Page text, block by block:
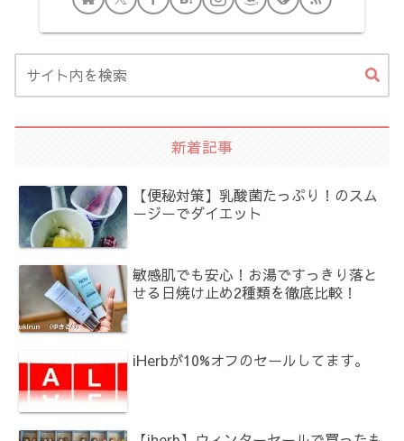
新着記事
【便秘対策】乳酸菌たっぷり！のスム
ージーでダイエット
敏感肌でも安心！お湯ですっきり落と
せる日焼け止め2種類を徹底比較！
iHerbが10%オフのセールしてます。